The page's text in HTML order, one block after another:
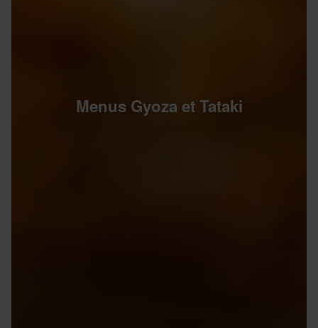
Menus Gyoza et Tataki